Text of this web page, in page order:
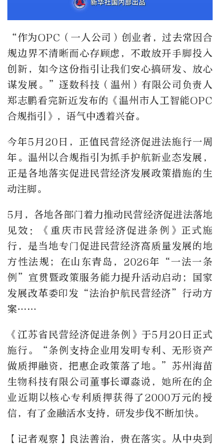
“作为OPC（一人公司）创业者，过去常因合
规边界不清晰而心存顾虑，不敢放开手脚投入
创新，如今这份指引让我们安心搞研发、放心
谋发展。”逐数科技（温州）有限公司负责人
郑志鹏看完新近发布的《温州市人工智能OPC
合规指引》，语气中透着兴奋。
今年5月20日，正值民营经济促进法施行一周
年。温州以合规指引为抓手护航新业态发展，
正是各地落实促进民营经济发展政策措施的生
动注脚。
5月，各地各部门着力推动民营经济促进法落地
见效：《重庆市民营经济促进条例》正式施
行，是当地专门促进民营经济高质量发展的地
方性法规；在山东青岛，2026年“一法一条
例”宣贯暨政策服务能力提升活动启动；国家
发展改革委印发“法治护航民营经济”行动方
案……
《江苏省民营经济促进条例》于5月20日正式
施行。“条例支持企业用发明专利、无形资产
做质押融资，把惠企政策落了地。”苏州海苗
生物科技有限公司董事长谭淼说，她所在的企
业近期以核心专利质押获得了2000万元的授
信，有了金融活水支持，研发步伐不断加快。
【记者观察】良法善治，贵在落实。从中央到